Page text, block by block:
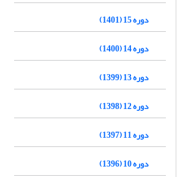
دوره 15 (1401)
دوره 14 (1400)
دوره 13 (1399)
دوره 12 (1398)
دوره 11 (1397)
دوره 10 (1396)